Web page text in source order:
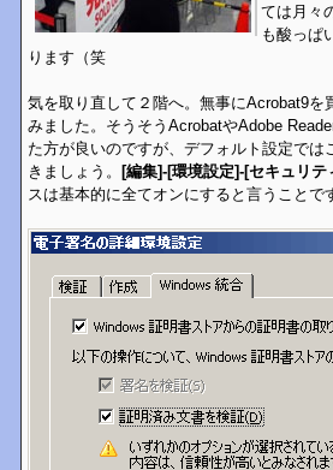
ては月々
も酸っぱ
ります（笑
気を取り直して２階へ。無事にAcrobat9
みました。そうそうAcrobatやAdobe
た方が良いのですが、デフォルト設定で
きましょう。 [編集]-[環境設定]-[セキュリ
スは基本的に全てオンにすると言うことで